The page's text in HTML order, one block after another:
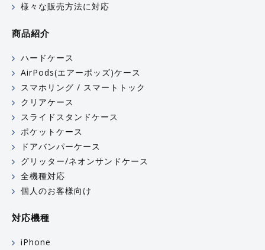
様々な販売方法に対応
商品紹介
ハードケース
AirPods(エアーポッズ)ケース
スマホリング / スマートトック
クリアケース
スライドスタンドケース
ポケットケース
ドアバンパーケース
グリッター/ネオンサンドケース
全機種対応
個人のお客様向け
対応機種
iPhone